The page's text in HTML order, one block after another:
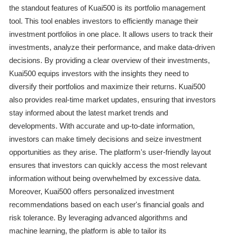
the standout features of Kuai500 is its portfolio management
tool. This tool enables investors to efficiently manage their
investment portfolios in one place. It allows users to track their
investments, analyze their performance, and make data-driven
decisions. By providing a clear overview of their investments,
Kuai500 equips investors with the insights they need to
diversify their portfolios and maximize their returns. Kuai500
also provides real-time market updates, ensuring that investors
stay informed about the latest market trends and
developments. With accurate and up-to-date information,
investors can make timely decisions and seize investment
opportunities as they arise. The platform's user-friendly layout
ensures that investors can quickly access the most relevant
information without being overwhelmed by excessive data.
Moreover, Kuai500 offers personalized investment
recommendations based on each user's financial goals and
risk tolerance. By leveraging advanced algorithms and
machine learning, the platform is able to tailor its